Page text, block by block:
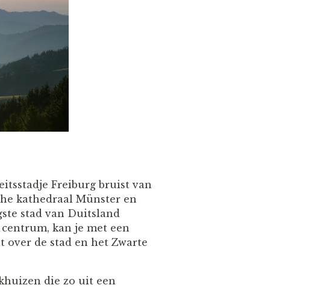
Freiburg bruist van
kathedraal Münster en
stad van Duitsland
kan je met een
de stad en het Zwarte
die zo uit een